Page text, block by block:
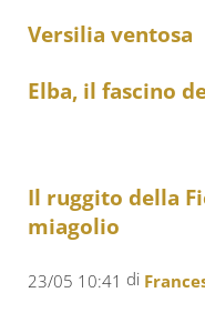
Versilia ventosa
Elba, il fascino
Il ruggito della
miagolio
23/05 10:41 di